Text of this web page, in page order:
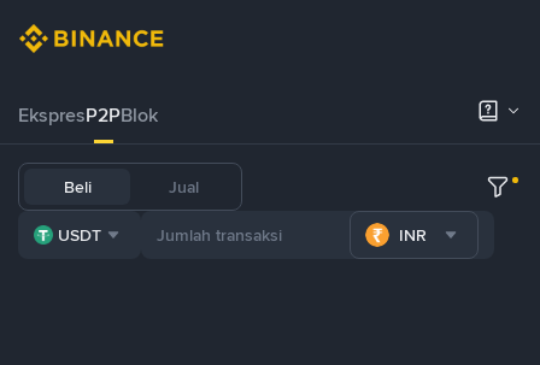
EkspresP2PBlok
Beli Jual
USDT INR